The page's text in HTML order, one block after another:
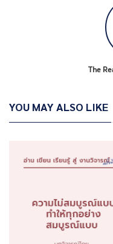
The
YOU MAY ALSO LIKE